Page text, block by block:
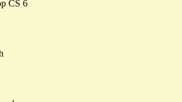
CS 6